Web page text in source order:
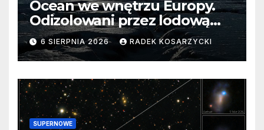
Ocean we wnętrzu Europy.
Odizolowani przez lodową
barierę
6 SIERPNIA 2026 RADEK KOSARZYCKI
SUPERNOWE